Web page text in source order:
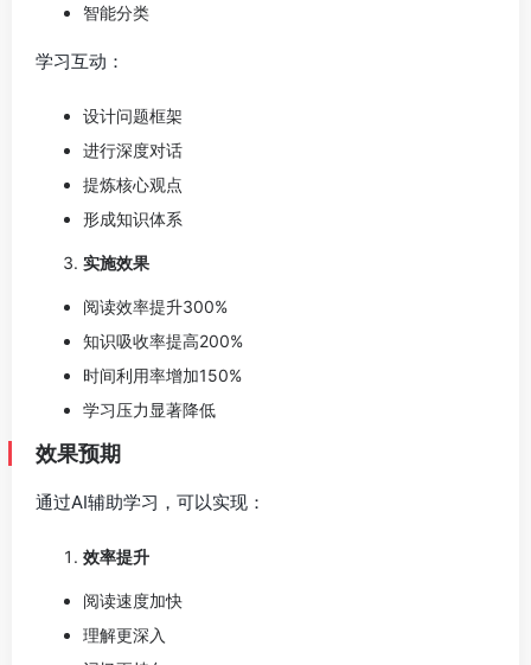
智能分类
学习互动：
设计问题框架
进行深度对话
提炼核心观点
形成知识体系
实施效果
阅读效率提升300%
知识吸收率提高200%
时间利用率增加150%
学习压力显著降低
效果预期
通过AI辅助学习，可以实现：
效率提升
阅读速度加快
理解更深入